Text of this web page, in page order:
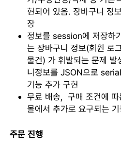
현되어 있음. 장바구니 정
장
정보를 session에 저장하
는 장바구니 정보(회원 로
물건) 가 휘발되는 문제 발
니정보를 JSON으로
기능 추가 구현
무료 배송, 구매 조건에
몰에서 추가로 요구되는
주문 진행